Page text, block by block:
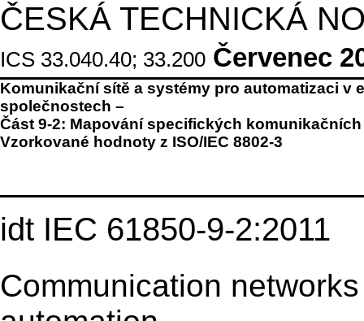
ČESKÁ TECHNICKÁ
ICS 33.040.40; 33.200 Červenec
Komunikační sítě a systémy pro automatizaci v
společnostech –
Část 9-2: Mapování specifických komunikačních
Vzorkované hodnoty z ISO/IEC 8802-3
idt IEC 61850-9-2:2011
Communication